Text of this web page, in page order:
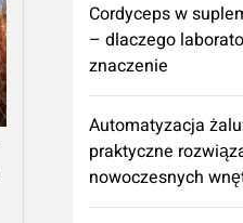
Cordyceps w
– dlaczego
znaczenie
Automatyzacja
praktyczne
nowoczesnych